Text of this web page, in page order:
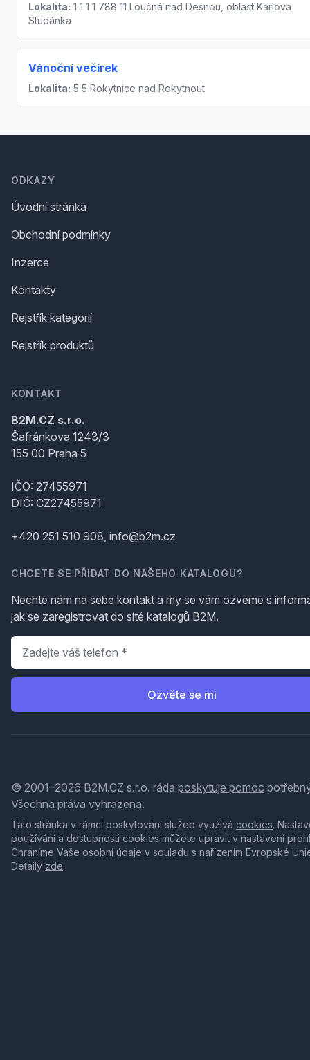
Lokalita: 1 1 1 1 788 11 Loučná nad Desnou, oblast Karlova
Studánka
Vánoční večírek
Lokalita: 5 5 Rokytnice nad Rokytnout
ODKAZY
Úvodní stránka
Obchodní podmínky
Inzerce
Kontakty
Rejstřík kategorií
Rejstřík produktů
KONTAKT
B2M.CZ s.r.o.
Šafránkova 1243/3
155 00 Praha 5
IČO: 27455971
DIČ: CZ27455971
+420 251 510 908, info@b2m.cz
CHCETE SE PŘIDAT DO NAŠEHO KATALOGU?
Nechte nám na sebe kontakt a my se vám ozveme s
jak se zaregistrovat do sítě katalogů B2M.
Telefon
Ozvěte se mi
© 2001–2026 B2M.CZ s.r.o. ráda poskytuje pomoc
Všechna práva vyhrazena.
Tato stránka v rámci poskytování služeb využívá cookies.
používání a dostupnosti cookies můžete upravit v nastavení
Chráníme Vaše osobní údaje v souladu s nařízením Evropské
Detaily zde.